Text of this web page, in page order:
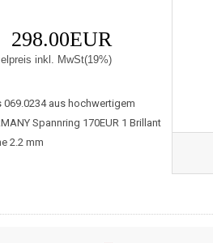
298.00EUR
inkl. MwSt(19%)
069.0234 aus hochwertigem
Spannring 170EUR 1 Brillant
2.2 mm